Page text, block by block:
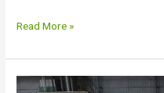
Read More »
Dò